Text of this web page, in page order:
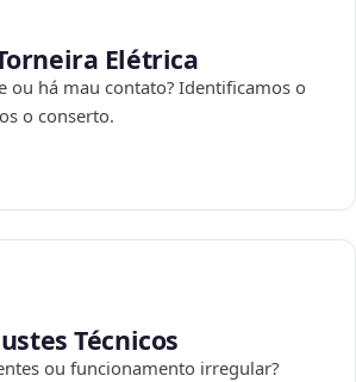
Elétrica
ou há mau contato? Identificamos o
o conserto.
Técnicos
ou funcionamento irregular?